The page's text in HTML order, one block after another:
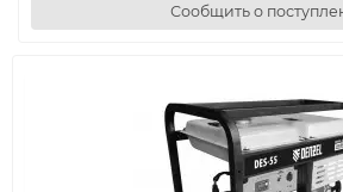
Сообщить о